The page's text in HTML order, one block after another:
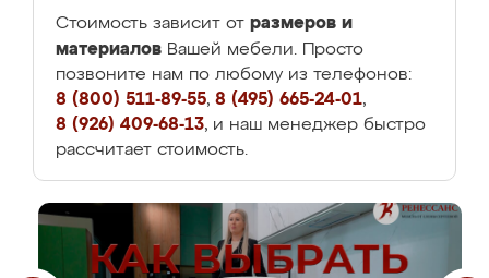
Стоимость зависит от размеров и
материалов Вашей мебели. Просто
позвоните нам по любому из телефонов:
8 (800) 511-89-55, 8 (495) 665-24-01,
8 (926) 409-68-13, и наш менеджер быстро
рассчитает стоимость.